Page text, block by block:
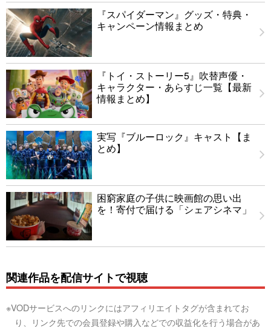
『スパイダーマン』グッズ・特典・
キャンペーン情報まとめ
『トイ・ストーリー5』吹替声優・
キャラクター・あらすじ一覧【最新
情報まとめ】
実写『ブルーロック』キャスト【ま
とめ】
困窮家庭の子供に映画館の思い出
を！寄付で届ける「シェアシネマ」
関連作品を配信サイトで視聴
※VODサービスへのリンクにはアフィリエイトタグが含まれてお
り、リンク先での会員登録や購入などでの収益化を行う場合があ